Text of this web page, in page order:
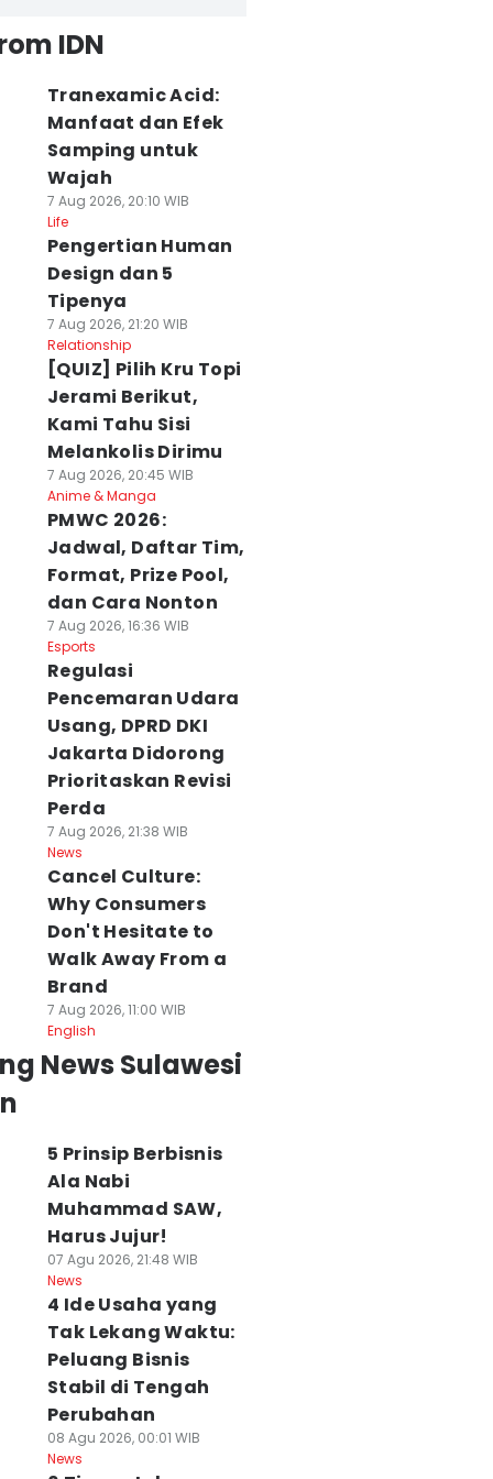
IDN
Tranexamic Acid:
Manfaat dan Efek
Samping untuk
Wajah
7 Aug 2026, 20:10 WIB
Life
Pengertian Human
Design dan 5
Tipenya
7 Aug 2026, 21:20 WIB
Relationship
[QUIZ] Pilih Kru Topi
Jerami Berikut,
Kami Tahu Sisi
Melankolis Dirimu
7 Aug 2026, 20:45 WIB
Anime & Manga
PMWC 2026:
Jadwal, Daftar Tim,
Format, Prize Pool,
dan Cara Nonton
7 Aug 2026, 16:36 WIB
Esports
Regulasi
Pencemaran Udara
Usang, DPRD DKI
Jakarta Didorong
Prioritaskan Revisi
Perda
7 Aug 2026, 21:38 WIB
News
Cancel Culture:
Why Consumers
Don't Hesitate to
Walk Away From a
Brand
7 Aug 2026, 11:00 WIB
English
News Sulawesi
5 Prinsip Berbisnis
Ala Nabi
Muhammad SAW,
Harus Jujur!
07 Agu 2026, 21:48 WIB
News
4 Ide Usaha yang
Tak Lekang Waktu:
Peluang Bisnis
Stabil di Tengah
Perubahan
08 Agu 2026, 00:01 WIB
News